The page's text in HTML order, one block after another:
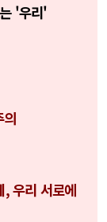
'우리'
우리 서로에